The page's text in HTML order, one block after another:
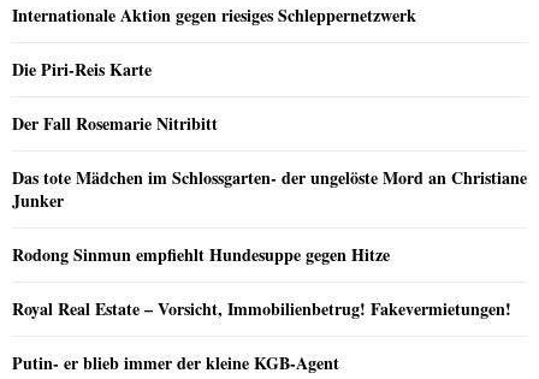
Internationale Aktion gegen riesiges Schleppernetzwerk
Die Piri-Reis Karte
Der Fall Rosemarie Nitribitt
Das tote Mädchen im Schlossgarten- der ungelöste Mord an Christiane
Junker
Rodong Sinmun empfiehlt Hundesuppe gegen Hitze
Royal Real Estate – Vorsicht, Immobilienbetrug! Fakevermietungen!
Putin- er blieb immer der kleine KGB-Agent